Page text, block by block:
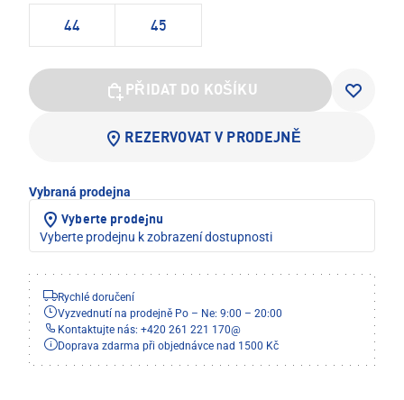
44 45
PŘIDAT DO KOŠÍKU
REZERVOVAT V PRODEJNĚ
Vybraná prodejna
Vyberte prodejnu
Vyberte prodejnu k zobrazení dostupnosti
Rychlé doručení
Vyzvednutí na prodejně Po – Ne: 9:00 – 20:00
Kontaktujte nás: +420 261 221 170@
Doprava zdarma při objednávce nad 1500 Kč